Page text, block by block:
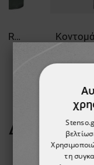
Αδιάβροχο κοστούμι HADAR GREEN
ΔΕΊΤΕ
τη